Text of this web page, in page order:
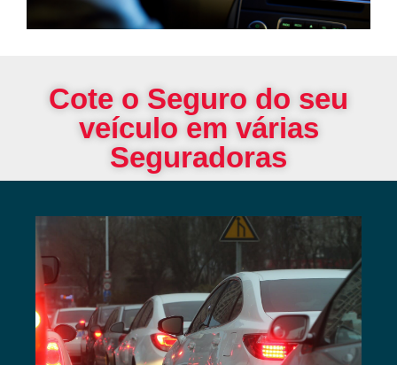
Cote o Seguro do seu
veículo em várias
Seguradoras